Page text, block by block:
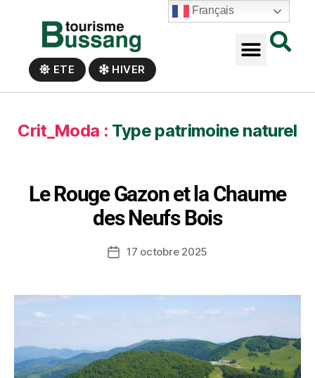
ETE HIVER
Crit_Moda : Type patrimoine naturel
Le Rouge Gazon et la Chaume
des Neufs Bois
17 octobre 2025
Français
Panneau de gestion des cookies